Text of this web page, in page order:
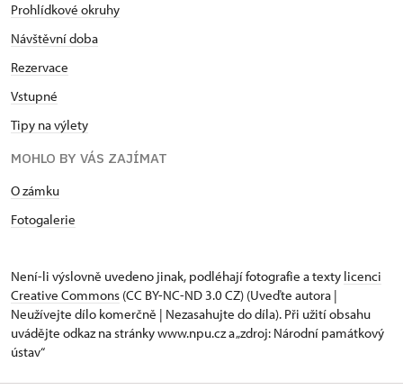
Prohlídkové okruhy
Návštěvní doba
Rezervace
Vstupné
Tipy na výlety
MOHLO BY VÁS ZAJÍMAT
O zámku
Fotogalerie
Není-li výslovně uvedeno jinak, podléhají fotografie a texty licenci
Creative Commons (CC BY-NC-ND 3.0 CZ) (Uveďte autora |
Neužívejte dílo komerčně | Nezasahujte do díla). Při užití obsahu
uvádějte odkaz na stránky www.npu.cz a „zdroj: Národní památkový
ústav“